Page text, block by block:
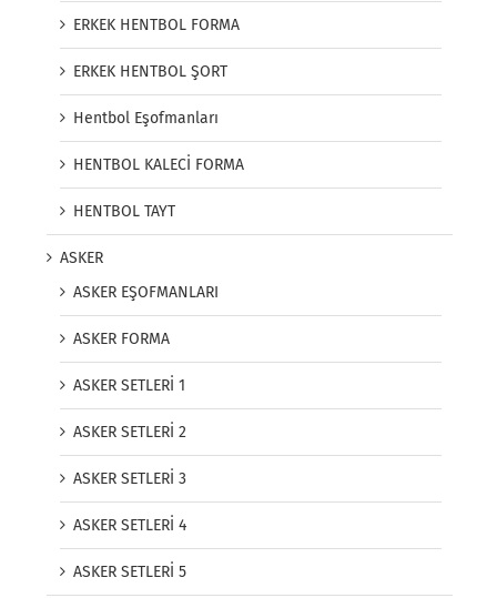
ERKEK HENTBOL FORMA
ERKEK HENTBOL ŞORT
Hentbol Eşofmanları
HENTBOL KALECİ FORMA
HENTBOL TAYT
ASKER
ASKER EŞOFMANLARI
ASKER FORMA
ASKER SETLERİ 1
ASKER SETLERİ 2
ASKER SETLERİ 3
ASKER SETLERİ 4
ASKER SETLERİ 5